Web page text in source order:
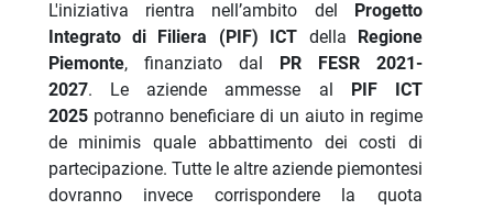
L'iniziativa rientra nell’ambito del
Progetto
Integrato di Filiera (PIF) ICT della Regione
Piemonte, finanziato dal
PR FESR 2021-
2027. Le aziende ammesse al
PIF ICT
2025potranno beneficiare di un aiuto in regime
de minimis quale abbattimento dei costi di
partecipazione. Tutte le altre aziende piemontesi
dovranno invece corrispondere la quota